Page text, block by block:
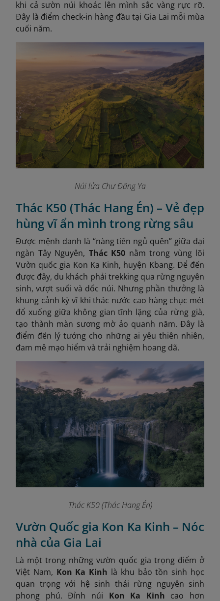
khi cả sườn núi khoác lên mình sắc vàng rực rỡ.
Đây là điểm check-in hàng đầu tại Gia Lai mỗi mùa
cuối năm.
Núi lửa Chư Đăng Ya
Thác K50 (Thác Hang Én) – Vẻ đẹp
hùng vĩ ẩn mình trong rừng sâu
Được mệnh danh là “nàng tiên ngủ quên” giữa đại
ngàn Tây Nguyên, Thác K50 nằm trong vùng lõi
Vườn quốc gia Kon Ka Kinh, huyện Kbang. Để đến
được đây, du khách phải trekking qua rừng nguyên
sinh, vượt suối và dốc núi. Nhưng phần thưởng là
khung cảnh kỳ vĩ khi thác nước cao hàng chục mét
đổ xuống giữa không gian tĩnh lặng của rừng già,
tạo thành màn sương mờ ảo quanh năm. Đây là
điểm đến lý tưởng cho những ai yêu thiên nhiên,
đam mê mạo hiểm và trải nghiệm hoang dã.
Thác K50 (Thác Hang Én)
Vườn Quốc gia Kon Ka Kinh – Nóc
nhà của Gia Lai
Là một trong những vườn quốc gia trọng điểm ở
Việt Nam, Kon Ka Kinh là khu bảo tồn sinh học
quan trọng với hệ sinh thái rừng nguyên sinh
phong phú. Đỉnh núi Kon Ka Kinh cao hơn